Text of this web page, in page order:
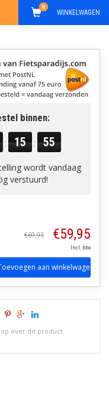
WINKELWAGEN
0
binnen:
: 15 : 55
wordt vandaag
verstuurd!
€69,95 €59,95
Incl. btw
aan winkelwagen
over dit product